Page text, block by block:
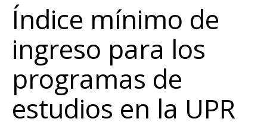
Índice mínimo de
ingreso para los
programas de
estudios en la UPR